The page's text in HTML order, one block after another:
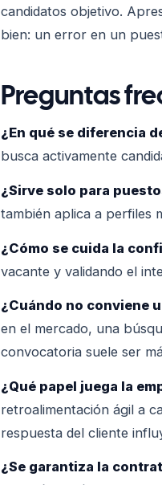
candidatos objetivo.
bien: un error en un
Preguntas
¿En qué se diferencia
busca activamente
¿Sirve solo para
también aplica a perfiles
¿Cómo se cuida la
vacante y validando el
¿Cuándo no conviene
en el mercado, una
convocatoria suele ser
¿Qué papel juega la
retroalimentación ágil a
respuesta del cliente
¿Se garantiza la